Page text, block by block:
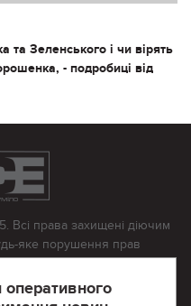
та Зеленського і чи вірять
- подробиці від
Всі права захищені діючим
яке порушення прав
Будь-яке відтворення
дозволу редакції.
усіх матеріалів, розміщених